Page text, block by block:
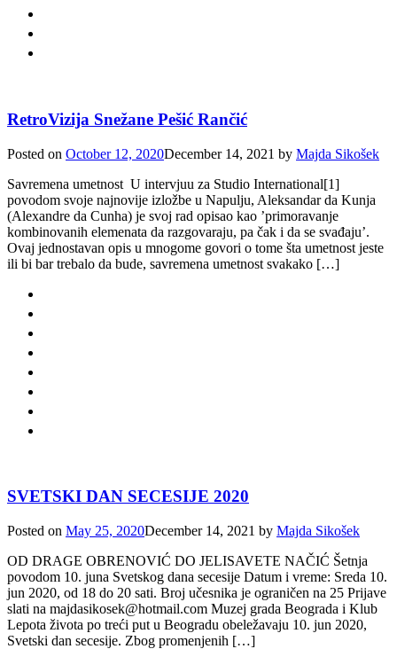
RetroVizija Snežane Pešić Rančić
Posted on October 12, 2020December 14, 2021 by Majda Sikošek
Savremena umetnost U intervjuu za Studio International[1]
povodom svoje najnovije izložbe u Napulju, Aleksandar da Kunja
(Alexandre da Cunha) je svoj rad opisao kao ’primoravanje
kombinovanih elemenata da razgovaraju, pa čak i da se svađaju’.
Ovaj jednostavan opis u mnogome govori o tome šta umetnost jeste
ili bi bar trebalo da bude, savremena umetnost svakako […]
SVETSKI DAN SECESIJE 2020
Posted on May 25, 2020December 14, 2021 by Majda Sikošek
OD DRAGE OBRENOVIĆ DO JELISAVETE NAČIĆ Šetnja
povodom 10. juna Svetskog dana secesije Datum i vreme: Sreda 10.
jun 2020, od 18 do 20 sati. Broj učesnika je ograničen na 25 Prijave
slati na majdasikosek@hotmail.com Muzej grada Beograda i Klub
Lepota života po treći put u Beogradu obeležavaju 10. jun 2020,
Svetski dan secesije. Zbog promenjenih […]